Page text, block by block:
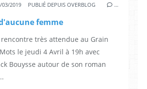
DE LIVRES
03/2019 PUBLIÉ DEPUIS OVERBLOG …
femme
rencontre très attendue au Grain
le jeudi 4 Avril à 19h avec
Bouysse autour de son roman